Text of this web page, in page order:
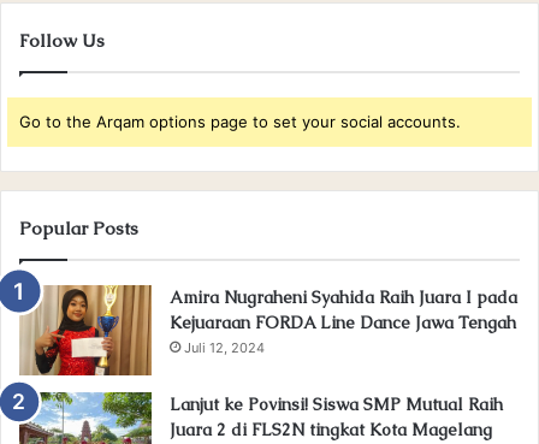
Follow Us
Go to the Arqam options page to set your social accounts.
Popular Posts
Amira Nugraheni Syahida Raih Juara I pada
Kejuaraan FORDA Line Dance Jawa Tengah
Juli 12, 2024
Lanjut ke Povinsi! Siswa SMP Mutual Raih
Juara 2 di FLS2N tingkat Kota Magelang